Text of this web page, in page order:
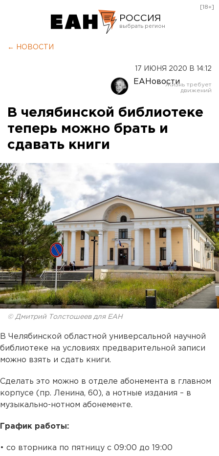
РОССИЯ
Оренбург
[18+]
← НОВОСТИ
17 ИЮНЯ 2020 В 14:12
ЕАНовости
В челябинской библиотеке
теперь можно брать и
сдавать книги
© Дмитрий Толстошеев для ЕАН
В Челябинской областной универсальной научной
библиотеке на условиях предварительной записи
можно взять и сдать книги.
Сделать это можно в отделе абонемента в главном
корпусе (пр. Ленина, 60), а нотные издания – в
музыкально-нотном абонементе.
График работы:
• со вторника по пятницу с 09:00 до 19:00